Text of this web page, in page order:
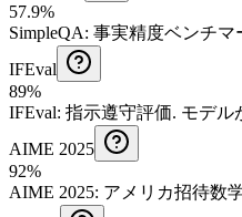
57.9%
SimpleQA: 事実精度ベンチマ
IFEval
89%
IFEval: 指示遵守評価. モデル
AIME 2025
92%
AIME 2025: アメリカ招待数